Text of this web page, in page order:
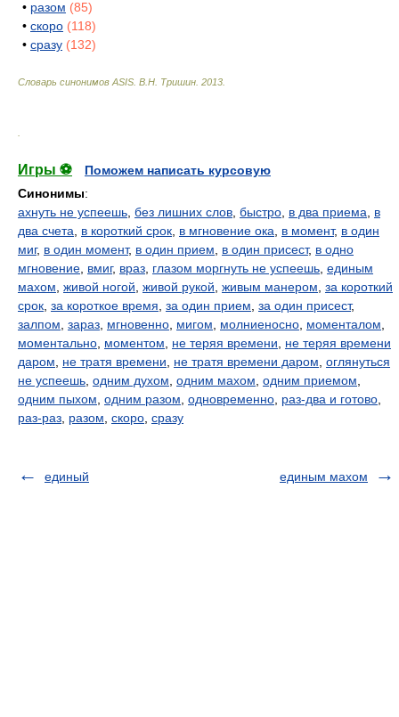
• разом (85)
• скоро (118)
• сразу (132)
Словарь синонимов ASIS. В.Н. Тришин 2013
Игры ⚽
Поможем написать курсовую
Синонимы:
ахнуть не успеешь без лишних слов быстро в два приема
в
два счета
в короткий срок в мгновение ока в момент, в один
миг, в один момент, в один прием в один присест, в одно
мгновение вмиг, враз глазом моргнуть не успеешь единым
махом живой ногой живой рукой живым манером за короткий
срок за короткое время за один прием за один присест,
залпом зараз мгновенно мигом молниеносно моменталом
моментально моментом не теряя времени
не теряя времени
даром
не тратя времени не тратя времени даром оглянуться
не успеешь одним духом одним махом одним приемом
одним пыхом одним разом одновременно раз-два и готово
раз-раз разом скоро сразу
единый единым махом